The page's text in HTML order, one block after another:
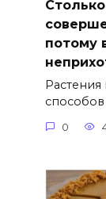
потому
способов
0